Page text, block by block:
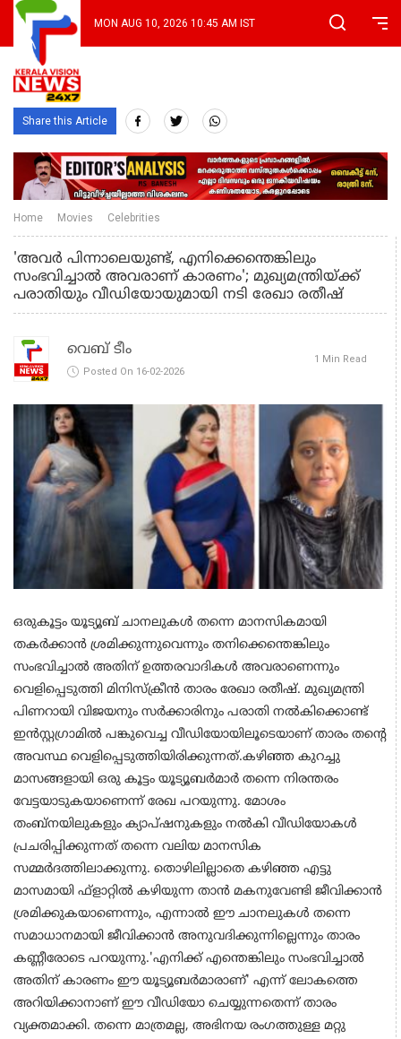
MON AUG 10, 2026 10:45 AM IST
Share this Article
Home Movies Celebrities
'അവർ പിന്നാലെയുണ്ട്, എനിക്കെന്തെങ്കിലും
സംഭവിച്ചാൽ അവരാണ് കാരണം'; മുഖ്യമന്ത്രിയ്ക്ക്
പരാതിയും വീഡിയോയുമായി നടി രേഖാ രതീഷ്
വെബ് ടീം
Posted On 16-02-2026
1 Min Read
ഒരുകൂട്ടം യൂട്യൂബ് ചാനലുകൾ തന്നെ മാനസികമായി
തകർക്കാൻ ശ്രമിക്കുന്നുവെന്നും തനിക്കെന്തെങ്കിലും
സംഭവിച്ചാൽ അതിന് ഉത്തരവാദികൾ അവരാണെന്നും
വെളിപ്പെടുത്തി മിനിസ്‌ക്രീൻ താരം രേഖാ രതീഷ്. മുഖ്യമന്ത്രി
പിണറായി വിജയനും സർക്കാരിനും പരാതി നൽകിക്കൊണ്ട്
ഇൻസ്റ്റഗ്രാമിൽ പങ്കുവെച്ച വീഡിയോയിലൂടെയാണ് താരം തന്റെ
അവസ്ഥ വെളിപ്പെടുത്തിയിരിക്കുന്നത്.കഴിഞ്ഞ കുറച്ചു
മാസങ്ങളായി ഒരു കൂട്ടം യൂട്യൂബർമാർ തന്നെ നിരന്തരം
വേട്ടയാടുകയാണെന്ന് രേഖ പറയുന്നു. മോശം
തംബ്നയിലുകളും ക്യാപ്ഷനുകളും നൽകി വീഡിയോകൾ
പ്രചരിപ്പിക്കുന്നത് തന്നെ വലിയ മാനസിക
സമ്മർദത്തിലാക്കുന്നു. തൊഴിലില്ലാതെ കഴിഞ്ഞ എട്ടു
മാസമായി ഫ്‌ളാറ്റിൽ കഴിയുന്ന താൻ മകനുവേണ്ടി ജീവിക്കാൻ
ശ്രമിക്കുകയാണെന്നും, എന്നാൽ ഈ ചാനലുകൾ തന്നെ
സമാധാനമായി ജീവിക്കാൻ അനുവദിക്കുന്നില്ലെന്നും താരം
കണ്ണീരോടെ പറയുന്നു.'എനിക്ക് എന്തെങ്കിലും സംഭവിച്ചാൽ
അതിന് കാരണം ഈ യൂട്യൂബർമാരാണ്' എന്ന് ലോകത്തെ
അറിയിക്കാനാണ് ഈ വീഡിയോ ചെയ്യുന്നതെന്ന് താരം
വ്യക്തമാക്കി. തന്നെ മാത്രമല്ല, അഭിനയ രംഗത്തുള്ള മറ്റു